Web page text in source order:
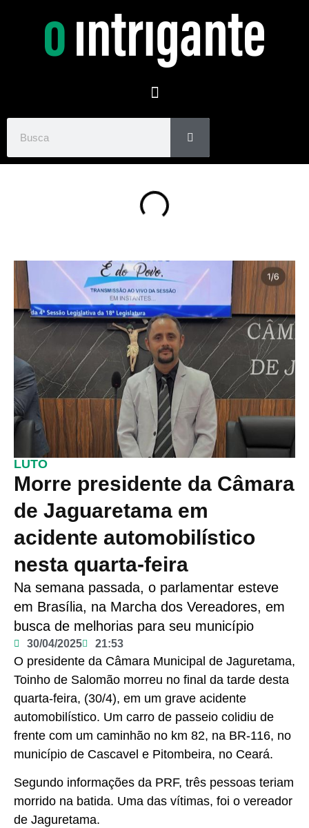
LUTO
Morre presidente da Câmara
de Jaguaretama em
acidente automobilístico
nesta quarta-feira
Na semana passada, o parlamentar esteve
em Brasília, na Marcha dos Vereadores, em
busca de melhorias para seu município
30/04/2025 21:53
O presidente da Câmara Municipal de Jaguretama,
Toinho de Salomão morreu no final da tarde desta
quarta-feira, (30/4), em um grave acidente
automobilístico. Um carro de passeio colidiu de
frente com um caminhão no km 82, na BR-116, no
município de Cascavel e Pitombeira, no Ceará.
Segundo informações da PRF, três pessoas teriam
morrido na batida. Uma das vítimas, foi o vereador
de Jaguretama.